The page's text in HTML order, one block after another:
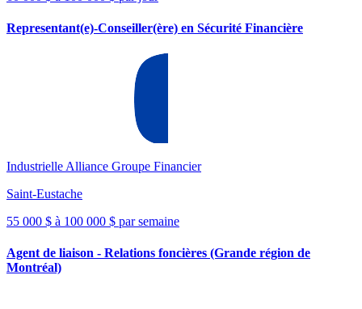
Representant(e)-Conseiller(ère) en Sécurité Financière
Industrielle Alliance Groupe Financier
Saint-Eustache
55 000 $ à 100 000 $ par semaine
Agent de liaison - Relations foncières (Grande région de
Montréal)